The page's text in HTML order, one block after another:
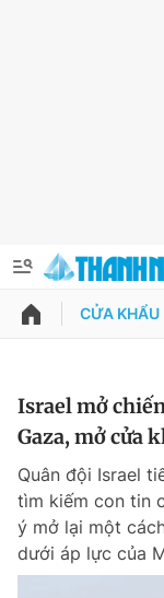
QUẢNG CÁO
Chuyên mục khác
Chào ngày mới
Thông tin tài
Đổi mật khẩu
Tin đã lưu
Tin đã xem
CỬA KHẨU
Israel mở
Gaza, mở cửa
Quân đội Israel
tìm kiếm con tin
ý mở lại một
dưới áp lực của